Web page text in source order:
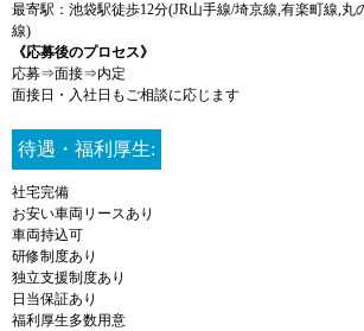
最寄駅：池袋駅徒歩12分(JR山手線/埼京線,有楽町線,丸
線)
《応募後のプロセス》
応募⇒面接⇒内定
面接日・入社日もご相談に応じます
待遇・福利厚生:
社宅完備
お安い車両リースあり
車両持込可
研修制度あり
独立支援制度あり
日当保証あり
福利厚生多数用意